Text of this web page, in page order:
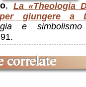
, La «Theologia
giungere a
e
correlate